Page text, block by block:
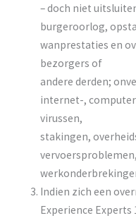
– doch niet
burgeroorlog,
wanprestaties en
bezorgers of
andere derden;
internet-,
virussen,
stakingen,
Indien zich een
Experience